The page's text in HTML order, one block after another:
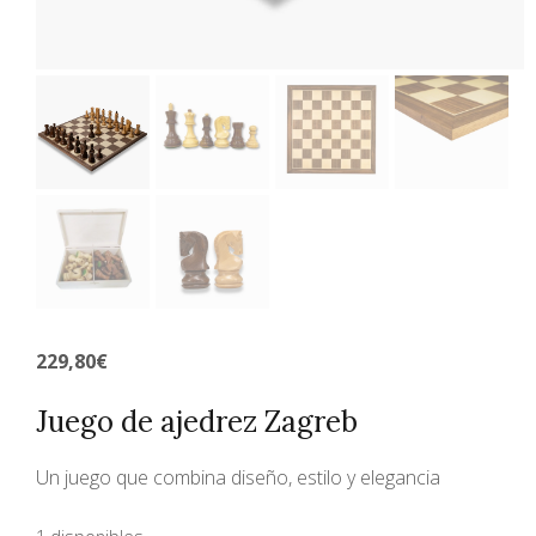
229,80€
Juego de ajedrez Zagreb
Un juego que combina diseño, estilo y elegancia